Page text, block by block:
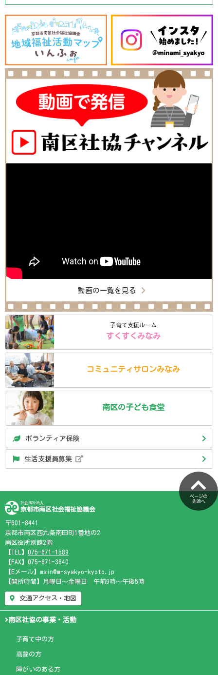
動画の一覧を見る
子育て支援ルーム
すくすくみなみ
コミュニティ サロンみなみ
南区の子ども食堂
ボランティア保険
生活支援員募集
ページの
先頭へ
社会福祉法人
京都市南区社会福祉協議会
〒601-8441
京都市南区西九条南田町1番地の2
南区役所別館2階
【TEL】 075-671-1589
【FAX】075-671-3840
【Eメール】main@m-syakyo-kyoto.jp
【開所時間】月曜日～金曜日 午前9時～午後5時
交通アクセス・地図
南区社協の事業・活動
子育て中の方
高齢の方
障がいのある方